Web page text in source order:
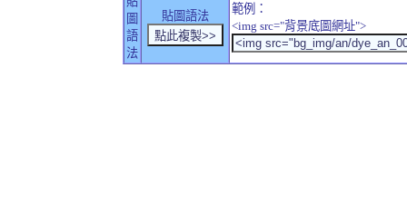
圖
語
法
貼圖語法
範例：
<img src="背景底圖網址">